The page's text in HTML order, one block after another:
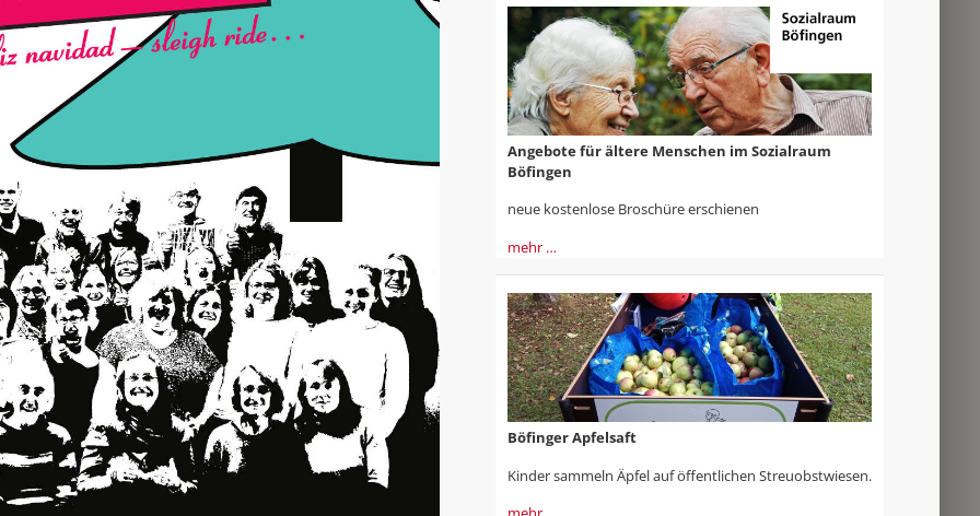
Angebote für ältere Menschen im Sozialraum
Böfingen
neue kostenlose Broschüre erschienen
mehr …
Böfinger Apfelsaft
Kinder sammeln Äpfel auf öffentlichen Streuobstwiesen.